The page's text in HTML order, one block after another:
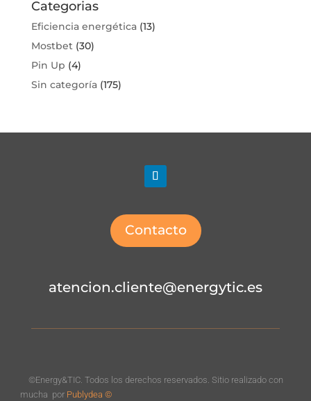
Categorias
Eficiencia energética(13)
Mostbet(30)
Pin Up (4)
Sin categoría(175)
Contacto
atencion.cliente@energytic.es
©Energy&TIC. Todos los derechos reservados. Sitio realizado con
mucha por Publydea ©